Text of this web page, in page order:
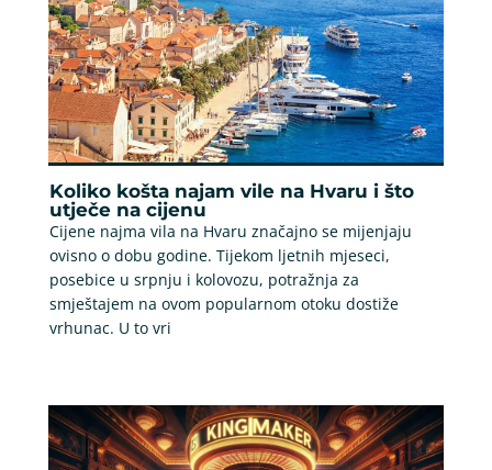
Koliko košta najam vile na Hvaru i što
utječe na cijenu
Cijene najma vila na Hvaru značajno se mijenjaju
ovisno o dobu godine. Tijekom ljetnih mjeseci,
posebice u srpnju i kolovozu, potražnja za
smještajem na ovom popularnom otoku dostiže
vrhunac. U to vri